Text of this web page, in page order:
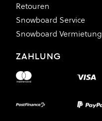
Retouren
Snowboard Service
Snowboard Vermietung
ZAHLUNG